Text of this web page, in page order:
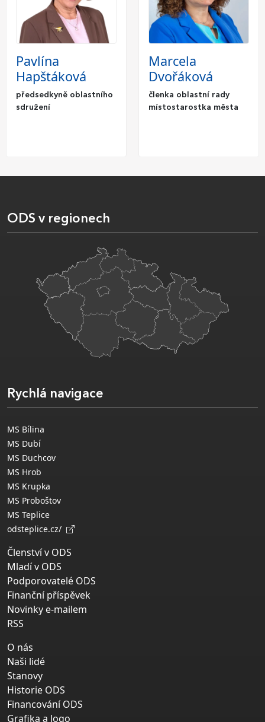
Pavlína
Hapštáková
předsedkyně oblastního
sdružení
Marcela
Dvořáková
členka oblastní rady
místostarostka města
ODS v regionech
Rychlá navigace
MS Bílina
MS Dubí
MS Duchcov
MS Hrob
MS Krupka
MS Proboštov
MS Teplice
odsteplice.cz/
Členství v ODS
Mladí v ODS
Podporovatelé ODS
Finanční příspěvek
Novinky e-mailem
RSS
O nás
Naši lidé
Stanovy
Historie ODS
Financování ODS
Grafika a logo